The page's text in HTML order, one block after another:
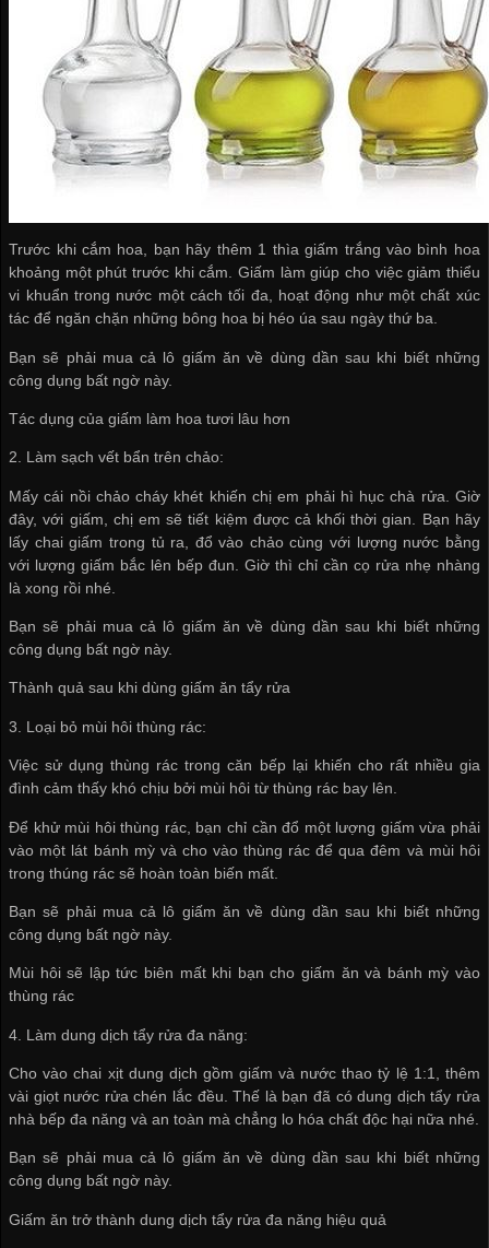
Trước khi cắm hoa, bạn hãy thêm 1 thìa giấm trắng vào bình hoa
khoảng một phút trước khi cắm. Giấm làm giúp cho việc giảm thiểu
vi khuẩn trong nước một cách tối đa, hoạt động như một chất xúc
tác để ngăn chặn những bông hoa bị héo úa sau ngày thứ ba.
Bạn sẽ phải mua cả lô giấm ăn về dùng dần sau khi biết những
công dụng bất ngờ này.
Tác dụng của giấm làm hoa tươi lâu hơn
2. Làm sạch vết bẩn trên chảo:
Mấy cái nồi chảo cháy khét khiến chị em phải hì hục chà rửa. Giờ
đây, với giấm, chị em sẽ tiết kiệm được cả khối thời gian. Bạn hãy
lấy chai giấm trong tủ ra, đổ vào chảo cùng với lượng nước bằng
với lượng giấm bắc lên bếp đun. Giờ thì chỉ cần cọ rửa nhẹ nhàng
là xong rồi nhé.
Bạn sẽ phải mua cả lô giấm ăn về dùng dần sau khi biết những
công dụng bất ngờ này.
Thành quả sau khi dùng giấm ăn tẩy rửa
3. Loại bỏ mùi hôi thùng rác:
Việc sử dụng thùng rác trong căn bếp lại khiến cho rất nhiều gia
đình cảm thấy khó chịu bởi mùi hôi từ thùng rác bay lên.
Để khử mùi hôi thùng rác, bạn chỉ cần đổ một lượng giấm vừa phải
vào một lát bánh mỳ và cho vào thùng rác để qua đêm và mùi hôi
trong thúng rác sẽ hoàn toàn biến mất.
Bạn sẽ phải mua cả lô giấm ăn về dùng dần sau khi biết những
công dụng bất ngờ này.
Mùi hôi sẽ lập tức biên mất khi bạn cho giấm ăn và bánh mỳ vào
thùng rác
4. Làm dung dịch tẩy rửa đa năng:
Cho vào chai xịt dung dịch gồm giấm và nước thao tỷ lệ 1:1, thêm
vài giọt nước rửa chén lắc đều. Thế là bạn đã có dung dịch tẩy rửa
nhà bếp đa năng và an toàn mà chẳng lo hóa chất độc hại nữa nhé.
Bạn sẽ phải mua cả lô giấm ăn về dùng dần sau khi biết những
công dụng bất ngờ này.
Giấm ăn trở thành dung dịch tẩy rửa đa năng hiệu quả